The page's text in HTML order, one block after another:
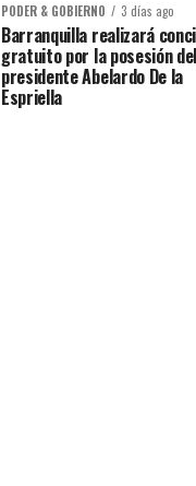
PODER & GOBIERNO 3 días ago
Barranquilla realizará
gratuito por la posesión del
presidente Abelardo De la
Espriella